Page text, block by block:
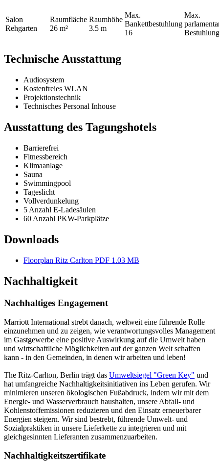
Salon
Rehgarten
Raumfläche
26 m²
Raumhöhe
3.5 m
Max.
Bankettbestuhlung
16
Max.
Technische Ausstattung
Audiosystem
Kostenfreies WLAN
Projektionstechnik
Technisches Personal Inhouse
Ausstattung des Tagungshotels
Barrierefrei
Fitnessbereich
Klimaanlage
Sauna
Swimmingpool
Tageslicht
Vollverdunkelung
5 Anzahl E-Ladesäulen
60 Anzahl PKW-Parkplätze
Downloads
Floorplan Ritz Carlton PDF 1.03 MB
Nachhaltigkeit
Nachhaltiges Engagement
Marriott International strebt danach, weltweit eine führende Rolle
einzunehmen und zu zeigen, wie verantwortungsvolles Management
im Gastgewerbe eine positive Auswirkung auf die Umwelt haben
und wirtschaftliche Möglichkeiten auf der ganzen Welt schaffen
kann - in den Gemeinden, in denen wir arbeiten und leben!
The Ritz-Carlton, Berlin trägt das Umweltsiegel "Green Key" und
hat umfangreiche Nachhaltigkeitsinitiativen ins Leben gerufen. Wir
minimieren unseren ökologischen Fußabdruck, indem wir mit dem
Energie- und Wasserverbrauch haushalten, unsere Abfall- und
Kohlenstoffemissionen reduzieren und den Einsatz erneuerbarer
Energien steigern. Wir sind bestrebt, führende Umwelt- und
Sozialpraktiken in unsere Lieferkette zu integrieren und mit
gleichgesinnten Lieferanten zusammenzuarbeiten.
Nachhaltigkeitszertifikate